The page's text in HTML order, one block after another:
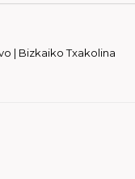
| Bizkaiko Txakolina